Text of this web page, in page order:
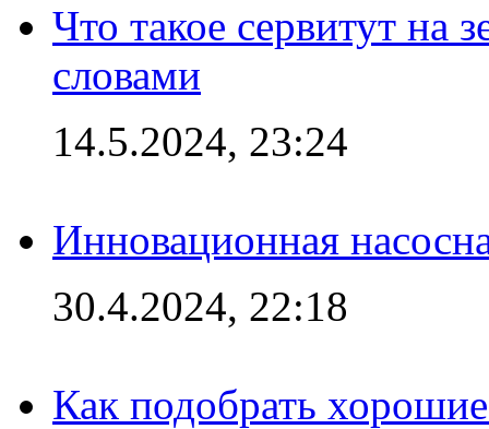
Что такое сервитут на
словами
14.5.2024, 23:24
Инновационная
30.4.2024, 22:18
Как подобрать